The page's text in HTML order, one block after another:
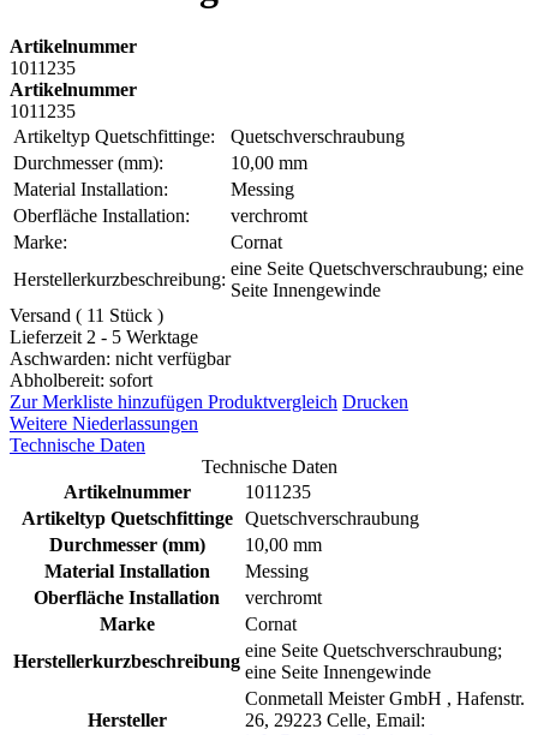
Artikelnummer
1011235
Artikelnummer
1011235
Artikeltyp Quetschfittinge:
Quetschverschraubung
Durchmesser (mm):
10,00 mm
Material Installation:
Messing
Oberfläche Installation:
verchromt
Marke:
Cornat
Herstellerkurzbeschreibung:
eine Seite Quetschverschraubung; eine
Seite Innengewinde
Versand ( 11 Stück )
Lieferzeit 2 - 5 Werktage
Aschwarden: nicht verfügbar
Abholbereit: sofort
Zur Merkliste hinzufügen Produktvergleich Drucken
Weitere Niederlassungen
Technische Daten
Technische Daten
Artikelnummer
1011235
Artikeltyp Quetschfittinge
Quetschverschraubung
Durchmesser (mm)
10,00 mm
Material Installation
Messing
Oberfläche Installation
verchromt
Marke
Cornat
Herstellerkurzbeschreibung
eine Seite Quetschverschraubung;
eine Seite Innengewinde
Hersteller
Conmetall Meister GmbH , Hafenstr.
26, 29223 Celle, Email: